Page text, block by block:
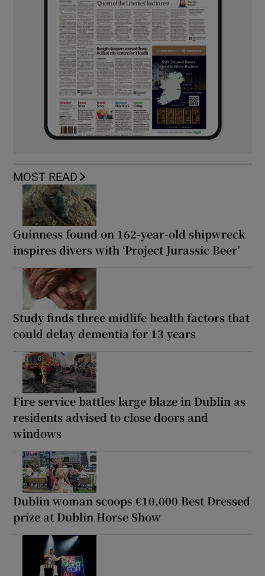
MOST READ
Guinness found on 162-year-old shipwreck
inspires divers with ‘Project Jurassic Beer’
Study finds three midlife health factors that
could delay dementia for 13 years
Fire service battles large blaze in Dublin as
residents advised to close doors and
windows
Dublin woman scoops €10,000 Best Dressed
prize at Dublin Horse Show